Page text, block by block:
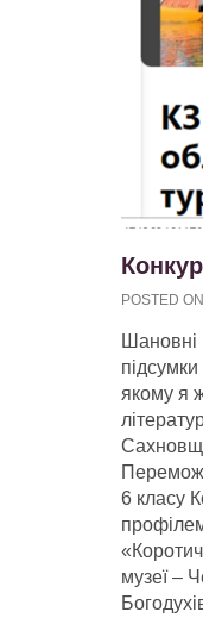
POSTED ON
Шановні
якому я
6 класу
музеї –